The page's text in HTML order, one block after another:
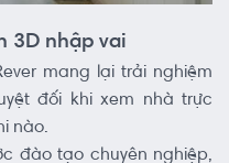
3D nhập vai
mang lại trải nghiệm
đối khi xem nhà trực
nào.
đào tạo chuyên nghiệp,